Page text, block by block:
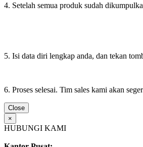
4. Setelah semua produk sudah
5. Isi data diri lengkap anda, dan tekan
6. Proses selesai. Tim sales kami akan
Close
×
HUBUNGI KAMI